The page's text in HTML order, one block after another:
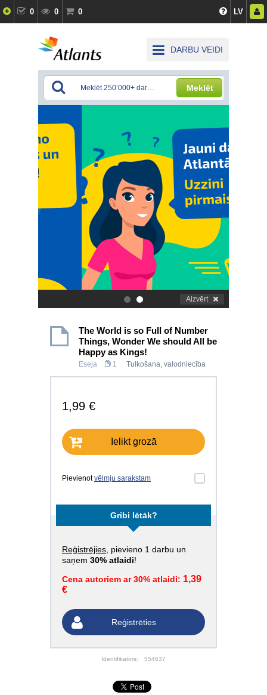
0 0 0 LV
DARBU VEIDI
Meklēt
. Aizvērt
The World is so Full of Number
Things, Wonder We should All be
Happy as Kings!
Eseja 1 Tulkošana, valodniecība
1,99 €
Ielikt grozā
Pievienotvēlmju sarakstam
Gribi lētāk?
Reģistrējies , pievieno 1 darbu un
saņem 30% atlaidi!
Cena autoriem ar 30% atlaidi: 1,39
€
Reģistrēties
Identifikators: 554637